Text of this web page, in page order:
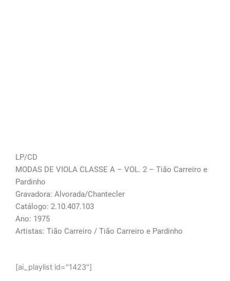
LP/CD
MODAS DE VIOLA CLASSE A – VOL. 2 – Tião Carreiro e
Pardinho
Gravadora: Alvorada/Chantecler
Catálogo: 2.10.407.103
Ano: 1975
Artistas: Tião Carreiro / Tião Carreiro e Pardinho
[ai_playlist id="1423"]